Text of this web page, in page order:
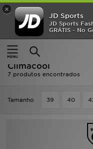
×
JD Sports
JD Sports
GRÁTIS - No
Página principal
Homem
Homem - Adidas
Climacool
7 produtos encontrados
Tamanho 39 40
INÍCIO
Promoções
NOVIDADES